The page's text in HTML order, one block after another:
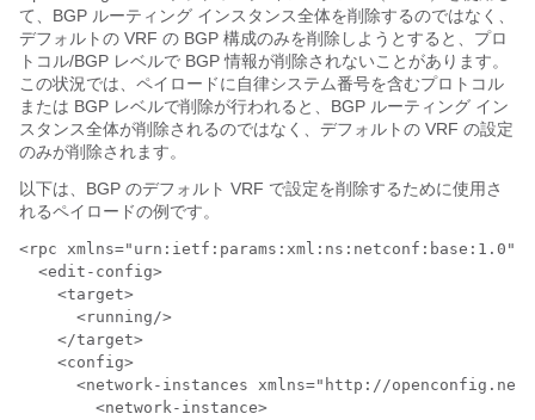
て、BGP ルーティング インスタンス全体を削除するのではなく、
デフォルトの VRF の BGP 構成のみを削除しようとすると、プロ
トコル/BGP レベルで BGP 情報が削除されないことがあります。
この状況では、ペイロードに自律システム番号を含むプロトコル
または BGP レベルで削除が行われると、BGP ルーティング イン
スタンス全体が削除されるのではなく、デフォルトの VRF の設定
のみが削除されます。
以下は、BGP のデフォルト VRF で設定を削除するために使用さ
れるペイロードの例です。
<rpc xmlns="urn:ietf:params:xml:ns:netconf:base:1.0"
  <edit-config>
    <target>
      <running/>
    </target>
    <config>
<network-instances xmlns="http://
        <network-instance>